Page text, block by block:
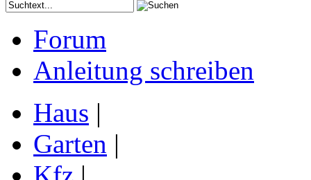
Forum
Anleitung schreiben
Haus |
Garten |